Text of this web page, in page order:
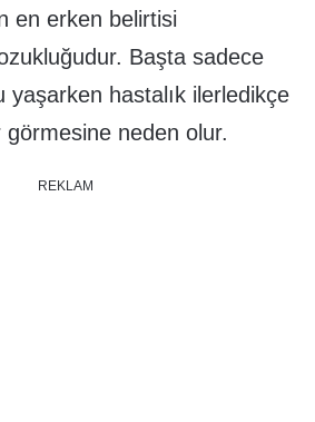
en erken belirtisi
Başta sadece
yaşarken hastalık ilerledikçe
görmesine neden olur.
REKLAM